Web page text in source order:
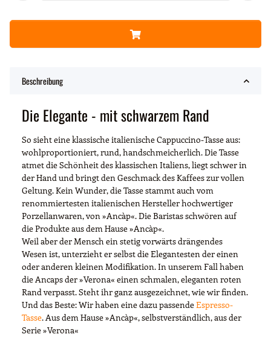
Beschreibung
Die Elegante - mit schwarzem Rand
So sieht eine klassische italienische Cappuccino-Tasse aus:
wohlproportioniert, rund, handschmeicherlich. Die Tasse
atmet die Schönheit des klassischen Italiens, liegt schwer in
der Hand und bringt den Geschmack des Kaffees zur vollen
Geltung. Kein Wunder, die Tasse stammt auch vom
renommiertesten italienischen Hersteller hochwertiger
Porzellanwaren, von »Ancàp«. Die Baristas schwören auf
die Produkte aus dem Hause »Ancàp«.
Weil aber der Mensch ein stetig vorwärts drängendes
Wesen ist, unterzieht er selbst die Elegantesten der einen
oder anderen kleinen Modifikation. In unserem Fall haben
die Ancaps der »Verona« einen schmalen, eleganten roten
Rand verpasst. Steht ihr ganz ausgezeichnet, wie wir finden.
Und das Beste: Wir haben eine dazu passendeEspresso-
Tasse. Aus dem Hause »Ancàp«, selbstverständlich, aus der
Serie »Verona«